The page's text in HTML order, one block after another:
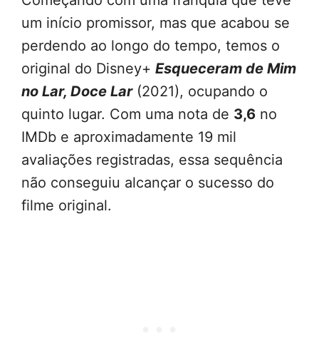
um início promissor, mas que acabou se
perdendo ao longo do tempo, temos o
original do Disney+ Esqueceram de Mim
no Lar, Doce Lar(2021), ocupando o
quinto lugar. Com uma nota de 3,6 no
IMDb e aproximadamente 19 mil
avaliações registradas, essa sequência
não conseguiu alcançar o sucesso do
filme original.